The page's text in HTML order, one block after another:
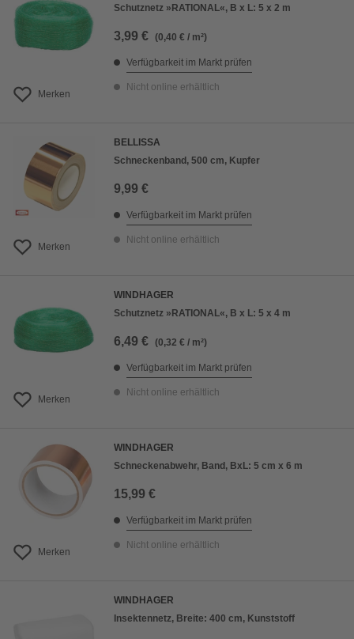
Merken
Schutznetz »RATIONAL«, B x L: 5 x 2 m
3,99 € (0,40 € / m²)
Verfügbarkeit im Markt prüfen
Nicht online erhältlich
Merken
BELLISSA
Schneckenband, 500 cm, Kupfer
9,99 €
Verfügbarkeit im Markt prüfen
Nicht online erhältlich
Merken
WINDHAGER
Schutznetz »RATIONAL«, B x L: 5 x 4 m
6,49 € (0,32 € / m²)
Verfügbarkeit im Markt prüfen
Nicht online erhältlich
Merken
WINDHAGER
Schneckenabwehr, Band, BxL: 5 cm x 6 m
15,99 €
Verfügbarkeit im Markt prüfen
Nicht online erhältlich
WINDHAGER
Insektennetz, Breite: 400 cm, Kunststoff